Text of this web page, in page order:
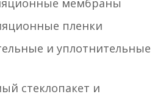
мембраны
пленки
и уплотнительные
стеклопакет и